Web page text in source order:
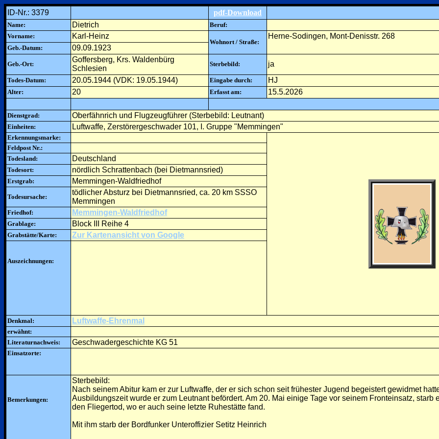
ID-Nr.: 3379 pdf-Download
Name: Dietrich
Beruf:
Vorname:
Karl-Heinz
Wohnort / Straße:
Herne-Sodingen, Mont-Denisstr. 268
Geb.-Datum: 09.09.1923
Geb.-Ort:
Goffersberg, Krs. Waldenbürg
Schlesien
Sterbebild: ja
Todes-Datum: 20.05.1944 (VDK: 19.05.1944) Eingabe durch: HJ
Alter: 20 Erfasst am: 15.5.2026
Dienstgrad: Oberfähnrich und Flugzeugführer (Sterbebild: Leutnant)
Einheiten: Luftwaffe, Zerstörergeschwader 101, I. Gruppe "Memmingen"
Erkennungsmarke:
Feldpost Nr.:
Todesland:
Deutschland
Todesort: nördlich Schrattenbach (bei Dietmannsried)
Erstgrab: Memmingen-Waldfriedhof
Todesursache:
tödlicher Absturz bei Dietmannsried, ca. 20 km SSSO
Memmingen
Friedhof: Memmingen-Waldfriedhof
Grablage: Block III Reihe 4
Grabstätte/Karte: Zur Kartenansicht von Google
Auszeichnungen:
Denkmal: Luftwaffe-Ehrenmal
erwähnt:
Literaturnachweis:
Geschwadergeschichte KG 51
Einsatzorte:
Bemerkungen:
Sterbebild:
Nach seinem Abitur kam er zur Luftwaffe, der er sich schon seit frühester Jugend begeistert gewidmet
Ausbildungszeit wurde er zum Leutnant befördert. Am 20. Mai einige Tage vor seinem Fronteinsatz, starb
den Fliegertod, wo er auch seine letzte Ruhestätte fand.
Mit ihm starb der Bordfunker Unteroffizier Setitz Heinrich